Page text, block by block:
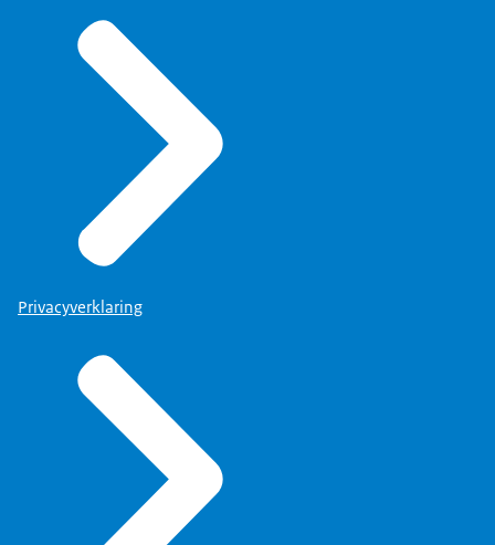
Privacyverklaring